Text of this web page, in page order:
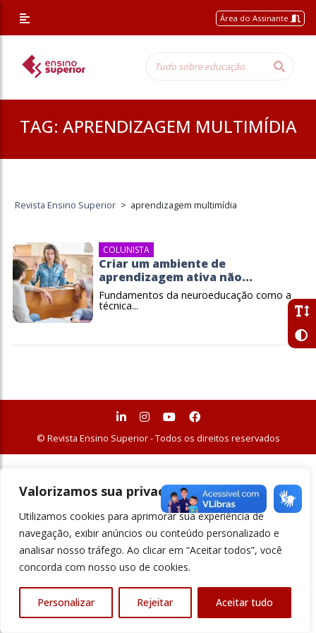
Valorizamos sua privacidade
Utilizamos cookies para aprimorar sua experiência de
navegação, exibir anúncios ou conteúdo personalizado e
analisar nosso tráfego. Ao clicar em “Aceitar todos”, você
concorda com nosso uso de cookies.
Personalizar Rejeitar Aceitar tudo
Área do Assinante
TAG: APRENDIZAGEM MULTIMÍDIA
Revista Ensino Superior > aprendizagem multimídia
COLUNISTA
Criar um ambiente de
aprendizagem ativa não...
Fundamentos da neuroeducação como a
técnica...
© Revista Ensino Superior - Todos os direitos reservados